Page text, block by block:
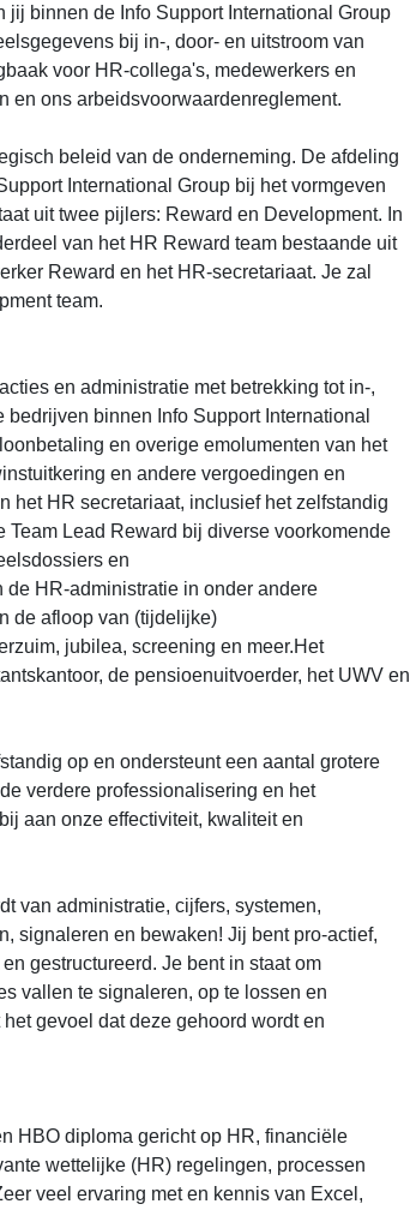
binnen de Info Support International Group
bij in-, door- en uitstroom van
voor HR-collega's, medewerkers en
en ons arbeidsvoorwaardenreglement.
beleid van de onderneming. De afdeling
International Group bij het vormgeven
uit twee pijlers: Reward en Development. In
van het HR Reward team bestaande uit
Reward en het HR-secretariaat. Je zal
team.
en administratie met betrekking tot in-,
binnen Info Support International
en overige emolumenten van het
en andere vergoedingen en
het HR secretariaat, inclusief het zelfstandig
Lead Reward bij diverse voorkomende
en
HR-administratie in onder andere
de afloop van (tijdelijke)
jubilea, screening en meer.Het
de pensioenuitvoerder, het UWV en
op en ondersteunt een aantal grotere
verdere professionalisering en het
aan onze effectiviteit, kwaliteit en
van administratie, cijfers, systemen,
signaleren en bewaken! Jij bent pro-actief,
gestructureerd. Je bent in staat om
vallen te signaleren, op te lossen en
gevoel dat deze gehoord wordt en
HBO diploma gericht op HR, financiële
wettelijke (HR) regelingen, processen
veel ervaring met en kennis van Excel,